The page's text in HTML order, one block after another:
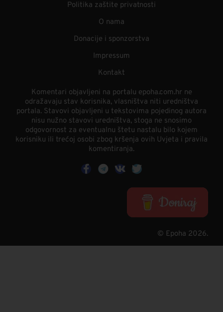
Politika zaštite privatnosti
O nama
Donacije i sponzorstva
Impressum
Kontakt
Komentari objavljeni na portalu epoha.com.hr ne
odražavaju stav korisnika, vlasništva niti uredništva
portala. Stavovi objavljeni u tekstovima pojedinog autora
nisu nužno stavovi uredništva, stoga ne snosimo
odgovornost za eventualnu štetu nastalu bilo kojem
korisniku ili trećoj osobi zbog kršenja ovih Uvjeta i pravila
komentiranja.
© Epoha 2026.